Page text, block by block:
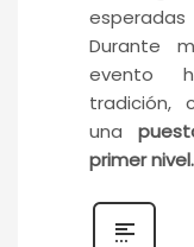
Durante
evento
tradición,
una
primer nivel.